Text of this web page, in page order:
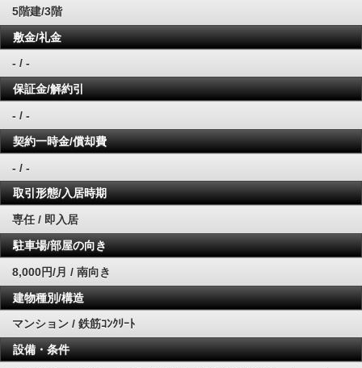
5階建/3階
敷金/礼金
- / -
保証金/解約引
- / -
契約一時金/償却費
- / -
取引形態/入居時期
専任 / 即入居
駐車場/部屋の向き
8,000円/月 / 南向き
建物種別/構造
マンション / 鉄筋ｺﾝｸﾘｰﾄ
設備・条件